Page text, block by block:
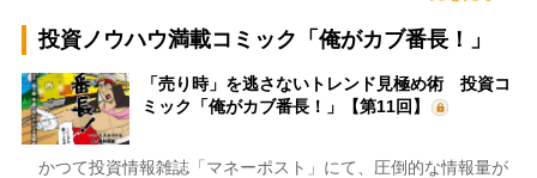
投資ノウハウ満載コミック「俺がカブ番長！」
「売り時」を逃さないトレンド見極め術 投資コ
ミック「俺がカブ番長！」【第11回】
かつて投資情報雑誌「マネーポスト」にて、圧倒的な情報量が